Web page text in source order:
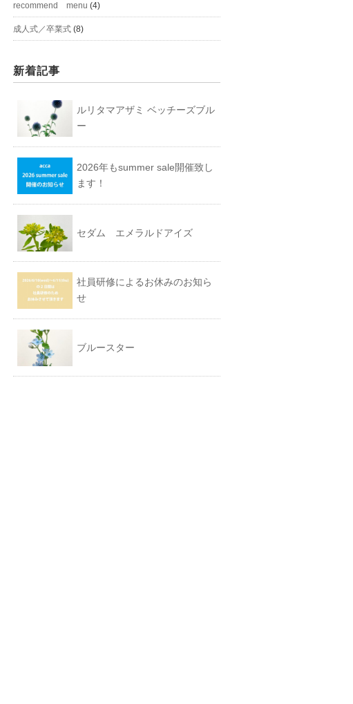
recommend menu (4)
成人式／卒業式 (8)
新着記事
ルリタマアザミ ベッチーズブル
ー
2026年もsummer sale開催致し
ます！
セダム エメラルドアイズ
社員研修によるお休みのお知ら
せ
ブルースター